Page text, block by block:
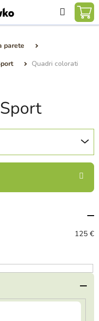
Ricerca
parete
Quadri colorati
125 €